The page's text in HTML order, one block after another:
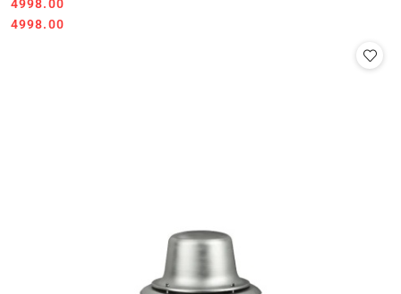
Cena:
4998.00
Cena:
4998.00